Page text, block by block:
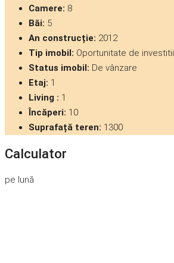
Camere: 8
Băi: 5
An construcție: 2012
Tip imobil: Oportunitate de investitii
Status imobil: De vânzare
Etaj: 1
Living : 1
Încăperi: 10
Suprafață teren: 1300
Calculator
pe lună